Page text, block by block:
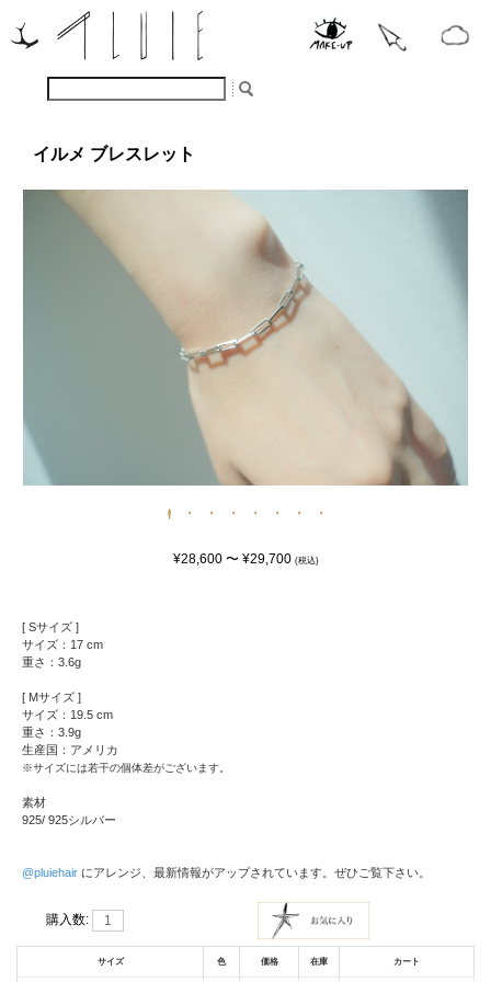
イルメ ブレスレット
¥28,600 〜 ¥29,700 (税込)
[ Sサイズ ]
サイズ：17 cm
重さ：3.6g
[ Mサイズ ]
サイズ：19.5 cm
重さ：3.9g
生産国：アメリカ
※サイズには若干の個体差がございます。
素材
925/ 925シルバー
@pluiehair にアレンジ、最新情報がアップされています。ぜひご覧下さい。
購入数:
サイズ 色 価格 在庫 カート